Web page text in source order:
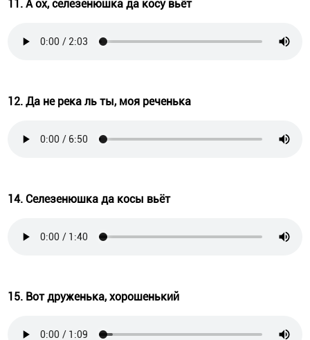
11. А ох, селезенюшка да косу вьёт
12. Да не река ль ты, моя реченька
14. Селезенюшка да косы вьёт
15. Вот друженька, хорошенький